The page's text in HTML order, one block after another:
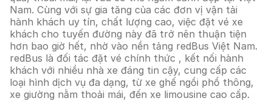
Nam. Cùng với sự gia tăng của các đơn vị vận tải
hành khách uy tín, chất lượng cao, việc đặt vé xe
khách cho tuyến đường này đã trở nên thuận tiện
hơn bao giờ hết, nhờ vào nền tảng redBus Việt Nam.
redBus là đối tác đặt vé chính thức , kết nối hành
khách với nhiều nhà xe đáng tin cậy, cung cấp các
loại hình dịch vụ đa dạng, từ xe ghế ngồi phổ thông,
xe giường nằm thoải mái, đến xe limousine cao cấp.